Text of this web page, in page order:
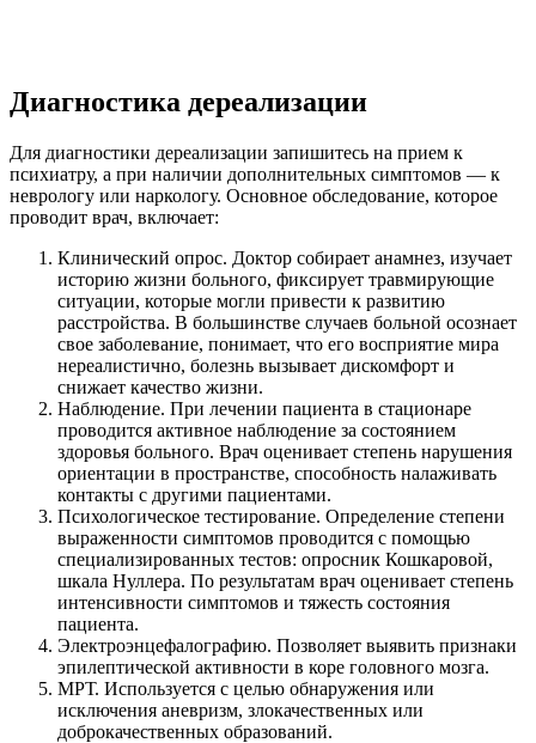
Диагностика дереализации
Для диагностики дереализации запишитесь на прием к
психиатру, а при наличии дополнительных симптомов — к
неврологу или наркологу. Основное обследование, которое
проводит врач, включает:
Клинический опрос. Доктор собирает анамнез, изучает
историю жизни больного, фиксирует травмирующие
ситуации, которые могли привести к развитию
расстройства. В большинстве случаев больной осознает
свое заболевание, понимает, что его восприятие мира
нереалистично, болезнь вызывает дискомфорт и
снижает качество жизни.
Наблюдение. При лечении пациента в стационаре
проводится активное наблюдение за состоянием
здоровья больного. Врач оценивает степень нарушения
ориентации в пространстве, способность налаживать
контакты с другими пациентами.
Психологическое тестирование. Определение степени
выраженности симптомов проводится с помощью
специализированных тестов: опросник Кошкаровой,
шкала Нуллера. По результатам врач оценивает степень
интенсивности симптомов и тяжесть состояния
пациента.
Электроэнцефалографию. Позволяет выявить признаки
эпилептической активности в коре головного мозга.
МРТ. Используется с целью обнаружения или
исключения аневризм, злокачественных или
доброкачественных образований.